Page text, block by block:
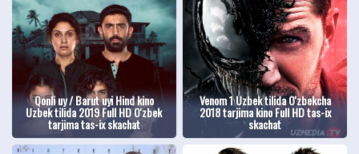
Qonli uy / Barut uyi Hind kino
Uzbek tilida 2019 Full HD O'zbek
tarjima tas-ix skachat
Venom 1 Uzbek tilida O'zbekcha
2018 tarjima kino Full HD tas-ix
skachat